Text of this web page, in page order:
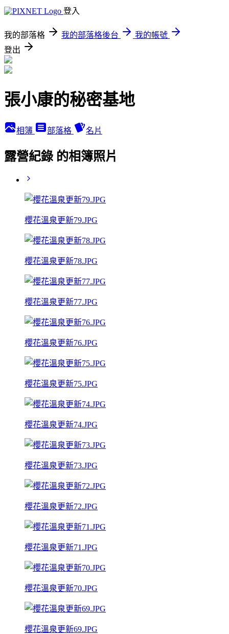
登入
我的部落格 我的部落格後台
我的帳號
登出
張小康的秘密基地
相簿 部落格 名片
露營紀錄 的相簿照片
櫻花溫泉更新79.JPG
櫻花溫泉更新78.JPG
櫻花溫泉更新77.JPG
櫻花溫泉更新76.JPG
櫻花溫泉更新75.JPG
櫻花溫泉更新74.JPG
櫻花溫泉更新73.JPG
櫻花溫泉更新72.JPG
櫻花溫泉更新71.JPG
櫻花溫泉更新70.JPG
櫻花溫泉更新69.JPG